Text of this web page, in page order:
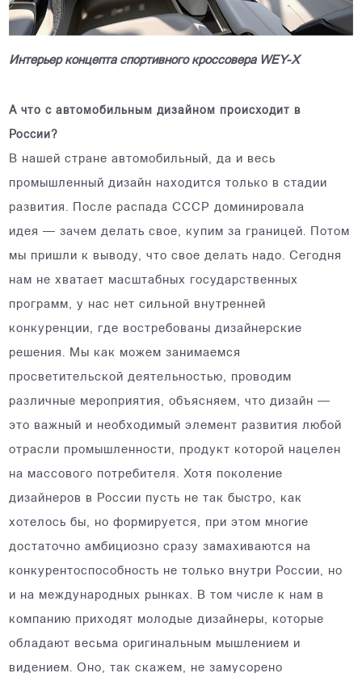
Интерьер концепта спортивного кроссовера WEY-Х
А что с автомобильным дизайном происходит в
России?
В нашей стране автомобильный, да и весь
промышленный дизайн находится только в стадии
развития. После распада СССР доминировала
идея — зачем делать свое, купим за границей. Потом
мы пришли к выводу, что свое делать надо. Сегодня
нам не хватает масштабных государственных
программ, у нас нет сильной внутренней
конкуренции, где востребованы дизайнерские
решения. Мы как можем занимаемся
просветительской деятельностью, проводим
различные мероприятия, объясняем, что дизайн —
это важный и необходимый элемент развития любой
отрасли промышленности, продукт которой нацелен
на массового потребителя. Хотя поколение
дизайнеров в России пусть не так быстро, как
хотелось бы, но формируется, при этом многие
достаточно амбициозно сразу замахиваются на
конкурентоспособность не только внутри России, но
и на международных рынках. В том числе к нам в
компанию приходят молодые дизайнеры, которые
обладают весьма оригинальным мышлением и
видением. Оно, так скажем, не замусорено